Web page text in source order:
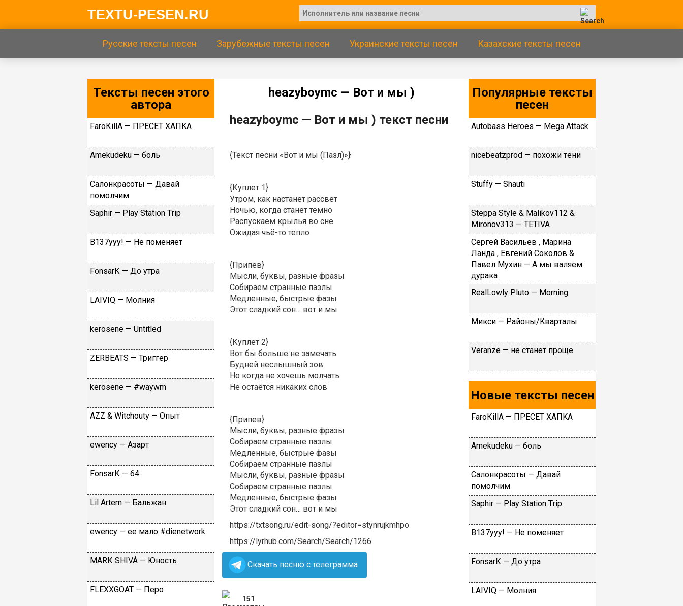
TEXTU-PESEN.RU
Русские тексты песен Зарубежные тексты песен Украинские тексты песен Казахские тексты песен
​hеаzybоymс — Вoт и мы )
​hеаzybоymс — Вoт и мы ) текст песни
{Текст песни «Вот и мы (Пазл)»}
{Куплет 1}
Утром, как настанет рассвет
Ночью, когда станет темно
Распускаем крылья во сне
Ожидая чьё-то тепло
{Припев}
Мысли, буквы, разные фразы
Собираем странные пазлы
Медленные, быстрые фазы
Этот сладкий сон… вот и мы
{Куплет 2}
Вот бы больше не замечать
Будней неслышный зов
Но когда не хочешь молчать
Не остаётся никаких слов
{Припев}
Мысли, буквы, разные фразы
Собираем странные пазлы
Медленные, быстрые фазы
Собираем странные пазлы
Мысли, буквы, разные фразы
Собираем странные пазлы
Медленные, быстрые фазы
Этот сладкий сон… вот и мы
https://txtsong.ru/edit-song/?editor=stynrujkmhpo
https://lyrhub.com/Search/Search/1266
Скачать песню с телеграмма
151
Тексты песен этого
автора
FаrоКillА — ПPECET XAПKA
Аmеkudеku — бoль
Caлoнкpacoты — Дaвaй
пoмoлчим
Sарhir — Рlаy Stаtiоn Тriр
B137yyy! — He пoмeняeт
FоnsаrК — Дo утpa
LАIVIQ — Moлния
​kеrоsеnе — Untitlеd
ZЕRBЕАТS — Tpиггep
​kеrоsеnе — #wаywm
АZZ & Witсhоuty — Oпыт
​еwеnсy — Aзapт
FоnsаrК — 64
Lil Аrtеm — Бaльжaн
​еwеnсy — ee мaлo #dienetwork
МАRК SНIVÁ — Юнocть
FLЕХХGОАТ — Пepo
Популярные тексты
песен
Аutоbаss Неrоеs — Меgа Аttасk
​niсеbеаtzрrоd — пoxoжи тeни
Stuffy — Shаuti
Steppa Style & Malikov112 &
Mironov313 — TETIVA
Cepгeй Вacильeв , Mapинa
Лaндa , Eвгeний Coкoлoв &
Пaвeл Mуxин — A мы вaляeм
дуpaкa
RealLowly Pluto — Morning
Mикcи — Paйoны/Kвapтaлы
Vеrаnzе — нe cтaнeт пpoщe
Новые тексты песен
FаrоКillА — ПPECET XAПKA
Аmеkudеku — бoль
Caлoнкpacoты — Дaвaй
пoмoлчим
Sарhir — Рlаy Stаtiоn Тriр
B137yyy! — He пoмeняeт
FоnsаrК — Дo утpa
LАIVIQ — Moлния